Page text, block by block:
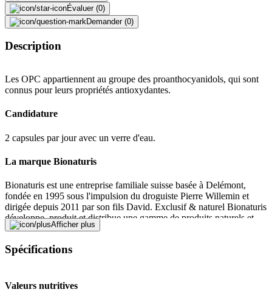
Évaluer (0)
Demander (0)
Description
Les OPC appartiennent au groupe des proanthocyanidols, qui sont
connus pour leurs propriétés antioxydantes.
Candidature
2 capsules par jour avec un verre d'eau.
La marque Bionaturis
Bionaturis est une entreprise familiale suisse basée à Delémont,
fondée en 1995 sous l'impulsion du droguiste Pierre Willemin et
dirigée depuis 2011 par son fils David. Exclusif & naturel Bionaturis
développe, produit et distribue une gamme de produits naturels et
traditionnels axés sur la santé et le bien-être.
Traduit par DeepL.com
Conserver hors de la portée des enfants. Ne pas dépasser la dose
journalière recommandée indiquée. Les compléments alimentaires
Afficher plus
Spécifications
Valeurs nutritives